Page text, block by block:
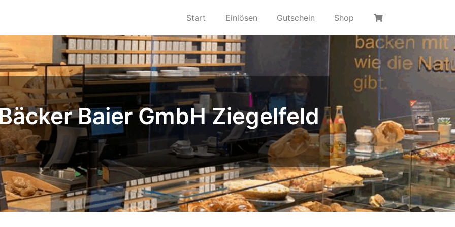
Start Einlösen Gutschein Shop
Baier GmbH Ziegelfeld